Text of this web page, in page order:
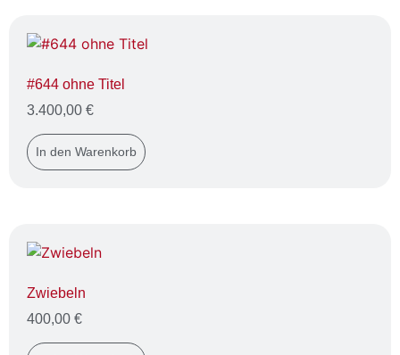
#644 ohne Titel
3.400,00 €
In den Warenkorb
Zwiebeln
400,00 €